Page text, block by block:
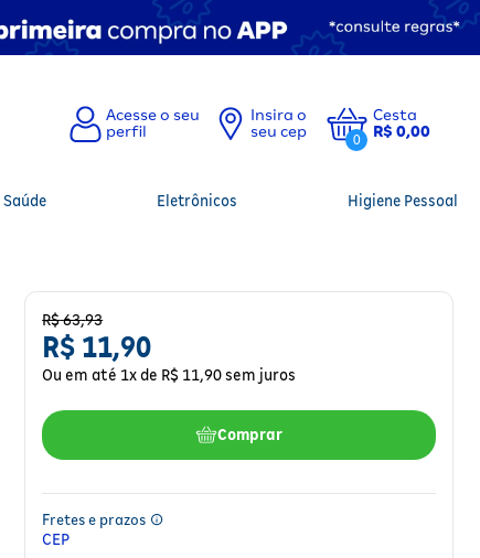
Insira o
seu cep
0
Cesta
R$ 0,00
Saúde Eletrônicos Higiene Pessoal
R$63,93
R$ 11,90
Ou em até 1x de R$ 11,90sem juros
Comprar
Fretes e prazos
CEP